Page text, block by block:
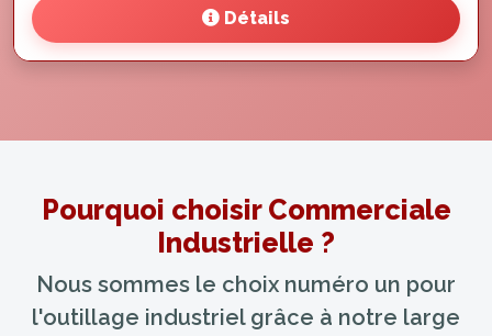
Détails
Pourquoi choisir Commerciale
Industrielle ?
Nous sommes le choix numéro un pour
l'outillage industriel grâce à notre large